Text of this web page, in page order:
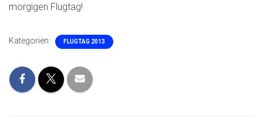
morgigen Flugtag!
Kategorien: FLUGTAG 2013